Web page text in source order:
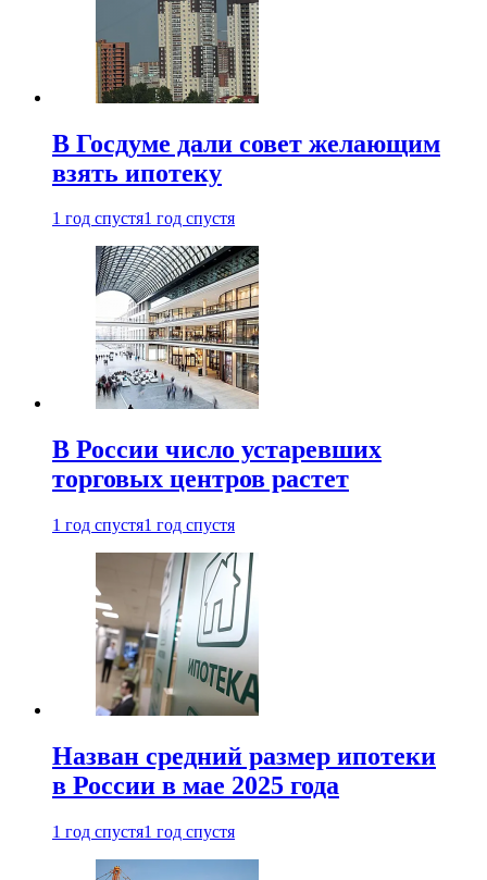
В Госдуме дали совет желающим
взять ипотеку
1 год спустя1 год спустя
В России число устаревших
торговых центров растет
1 год спустя1 год спустя
Назван средний размер ипотеки
в России в мае 2025 года
1 год спустя1 год спустя